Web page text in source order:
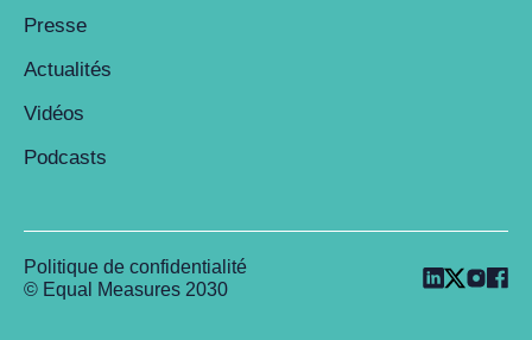
Presse
Actualités
Vidéos
Podcasts
© Equal Measures 2030
Politique de confidentialité